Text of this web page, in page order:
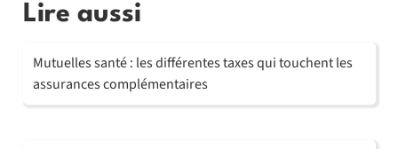
Lire aussi
Mutuelles santé : les différentes taxes qui touchent les
assurances complémentaires